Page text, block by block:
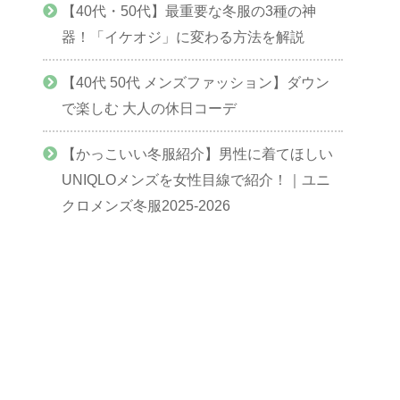
【40代・50代】最重要な冬服の3種の神
器！「イケオジ」に変わる方法を解説
【40代 50代 メンズファッション】ダウン
で楽しむ 大人の休日コーデ
【かっこいい冬服紹介】男性に着てほしい
UNIQLOメンズを女性目線で紹介！｜ユニ
クロメンズ冬服2025-2026